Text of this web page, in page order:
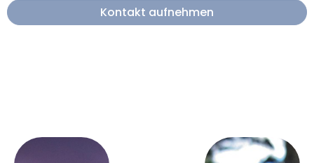
Kontakt aufnehmen